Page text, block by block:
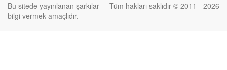
Tüm hakları saklıdır © 2011 - 2026
Bu sitede yayınlanan şarkılar
bilgi vermek amaçlıdır.